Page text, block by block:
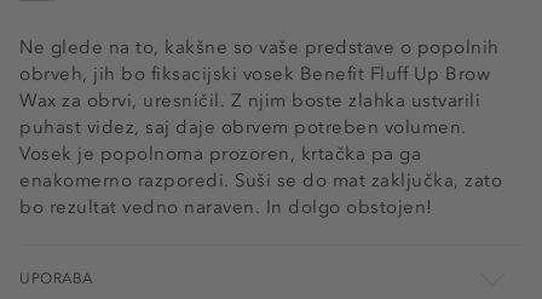
Ne glede na to, kakšne so vaše predstave o popolnih
obrveh, jih bo fiksacijski vosek Benefit Fluff Up Brow
Wax za obrvi, uresničil. Z njim boste zlahka ustvarili
puhast videz, saj daje obrvem potreben volumen.
Vosek je popolnoma prozoren, krtačka pa ga
enakomerno razporedi. Suši se do mat zaključka, zato
bo rezultat vedno naraven. In dolgo obstojen!
UPORABA